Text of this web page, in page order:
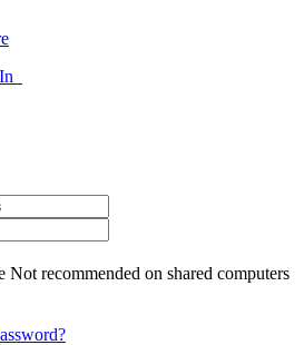
Not recommended on shared computers